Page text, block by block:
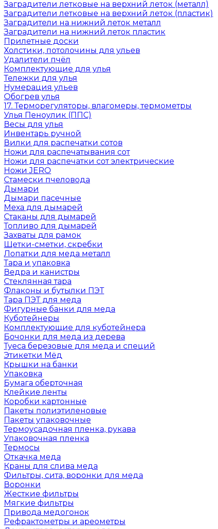
Заградители летковые на верхний леток (металл)
Заградители летковые на верхний леток (пластик)
Заградители на нижний леток металл
Заградители на нижний леток пластик
Прилетные доски
Холстики, потолочины для ульев
Удалители пчёл
Комплектующие для улья
Тележки для улья
Нумерация ульев
Обогрев улья
17. Терморегуляторы, влагомеры, термометры
Улья Пеноулик (ППС)
Весы для улья
Инвентарь ручной
Вилки для распечатки сотов
Ножи для распечатывания сот
Ножи для распечатки сот электрические
Ножи JERO
Стамески пчеловода
Дымари
Дымари пасечные
Меха для дымарей
Стаканы для дымарей
Топливо для дымарей
Захваты для рамок
Щетки-сметки, скребки
Лопатки для меда металл
Тара и упаковка
Ведра и канистры
Стеклянная тара
Флаконы и бутылки ПЭТ
Тара ПЭТ для меда
Фигурные банки для меда
Куботейнеры
Комплектующие для куботейнера
Бочонки для меда из дерева
Туеса березовые для меда и специй
Этикетки Мёд
Крышки на банки
Упаковка
Бумага оберточная
Клейкие ленты
Коробки картонные
Пакеты полиэтиленовые
Пакеты упаковочные
Термоусадочная пленка, рукава
Упаковочная пленка
Термосы
Откачка меда
Краны для слива меда
Фильтры, сита, воронки для меда
Воронки
Жесткие фильтры
Мягкие фильтры
Привода медогонок
Рефрактометры и ареометры